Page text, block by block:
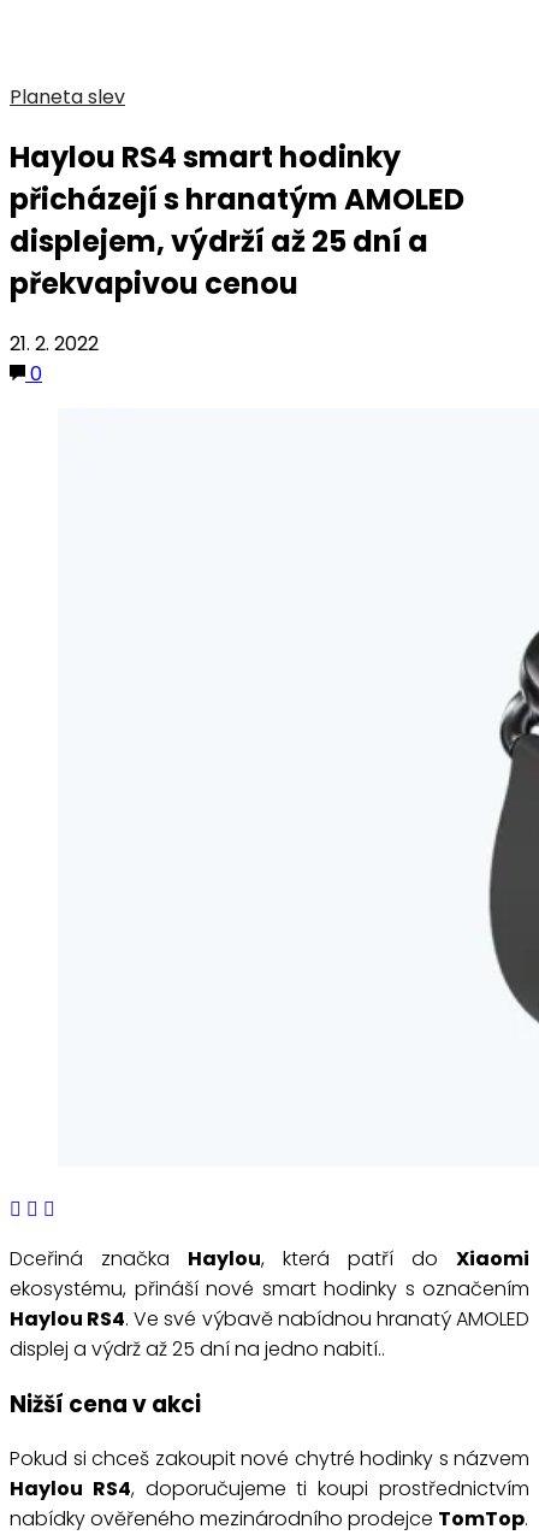
Planeta slev
Haylou RS4 smart hodinky
přicházejí s hranatým AMOLED
displejem, výdrží až 25 dní a
překvapivou cenou
21. 2. 2022
0
Dceřiná značka Haylou, která patří do Xiaomi
ekosystému, přináší nové smart hodinky s označením
Haylou RS4. Ve své výbavě nabídnou hranatý AMOLED
displej a výdrž až 25 dní na jedno nabití..
Nižší cena v akci
Pokud si chceš zakoupit nové chytré hodinky s názvem
Haylou RS4, doporučujeme ti koupi prostřednictvím
nabídky ověřeného mezinárodního prodejce TomTop.